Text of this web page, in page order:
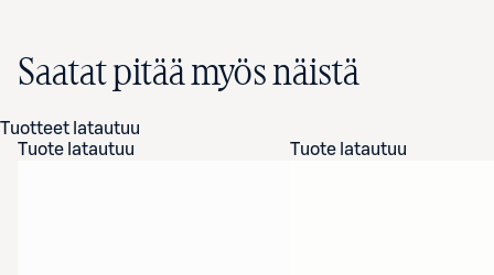
Saatat pitää myös näistä
Tuotteet latautuu
Tuote latautuu
Tuote latautuu